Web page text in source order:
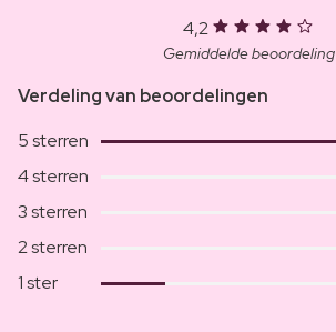
4,2
Gemiddelde beoordeling
Verdeling van beoordelingen
5 sterren
4 sterren
3 sterren
2 sterren
1 ster